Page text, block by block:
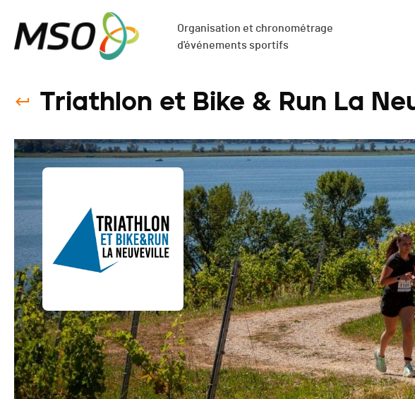
Organisation et chronométrage
d'événements sportifs
Triathlon et Bike & Run La